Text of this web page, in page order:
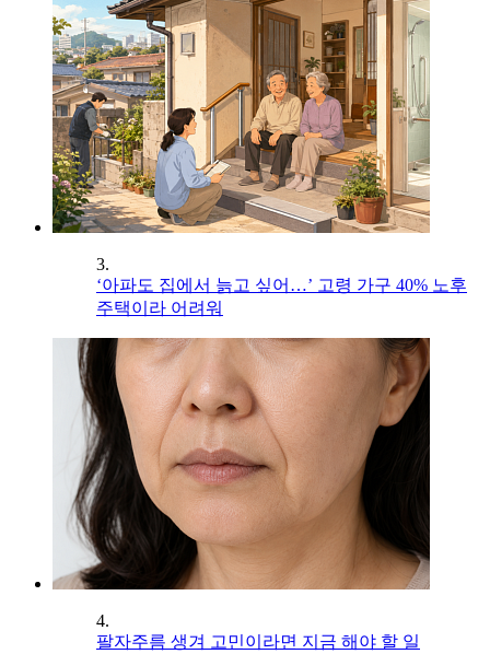
3.
‘아파도 집에서 늙고 싶어…’ 고령 가구 40% 노후
주택이라 어려워
4.
팔자주름 생겨 고민이라면 지금 해야 할 일